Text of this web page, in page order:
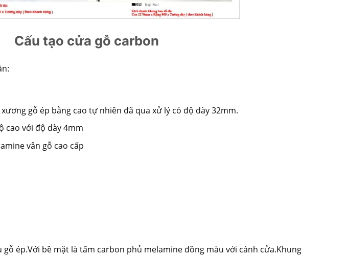
Cấu tạo cửa gỗ carbon
gỗ ép bằng cao tự nhiên đã qua xử lý có độ dày 32mm.
cao với độ dày 4mm
vân gỗ cao cấp
ép.Với bề mặt là tấm carbon phủ melamine đồng màu với cánh cửa.Khung